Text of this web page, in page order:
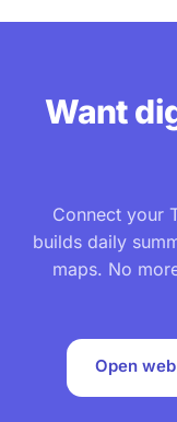
Want
Connect your
builds daily
maps. No
Open